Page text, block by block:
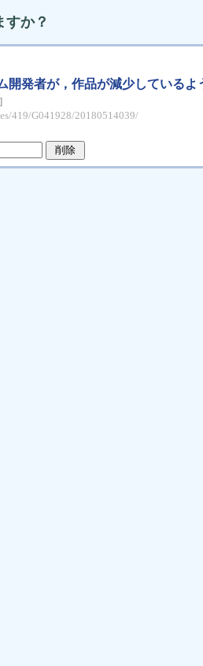
すか？
開発者が，作品が減少している
419/G041928/20180514039/